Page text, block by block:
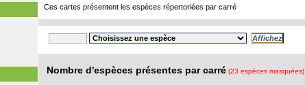
Ces cartes présentent les espèces répertoriées par carré
Nombre d'espèces présentes par carré (23 espèces masquées)